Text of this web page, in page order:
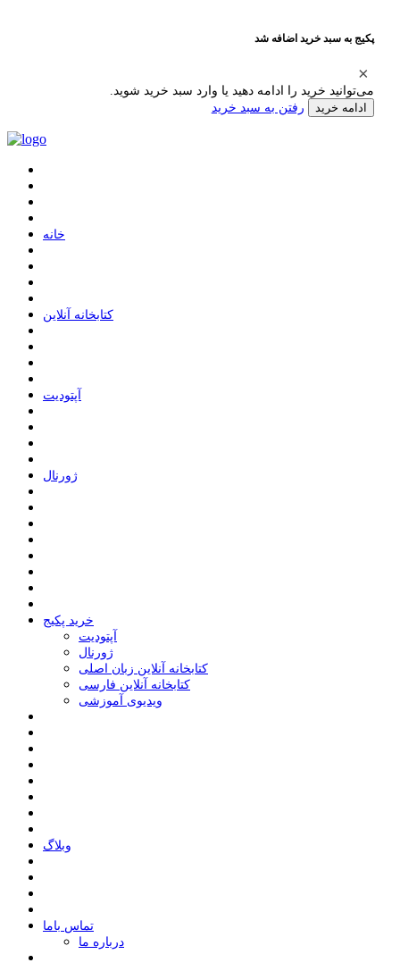
پکیج به سبد خرید اضافه شد
می‌توانید خرید را ادامه دهید یا وارد سبد خرید شوید.
ادامه خرید رفتن به سبد خرید
ﺧﺎﻧﻪ
ﮐﺘﺎﺑﺨﺎﻧﻪ ﺁﻧﻼﯾﻦ
ﺁﭘﺘﻮﺩﯾﺖ
ﮊﻭﺭﻧﺎﻝ
خرید پکیج
ﺁﭘﺘﻮﺩﯾﺖ
ﮊﻭﺭﻧﺎﻝ
کتابخانه آنلاین زبان اصلی
کتابخانه آنلاین فارسی
ویدیوی آموزشی
وبلاگ
ﺗﻤﺎﺱ ﺑﺎﻣﺎ
درباره ما